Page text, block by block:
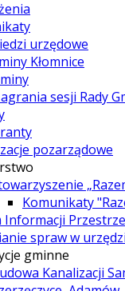
urzędowe
Kłomnice
sesji Rady
pozarządowe
Komunikaty
Informacji
spraw w
gminne
Kanalizacji